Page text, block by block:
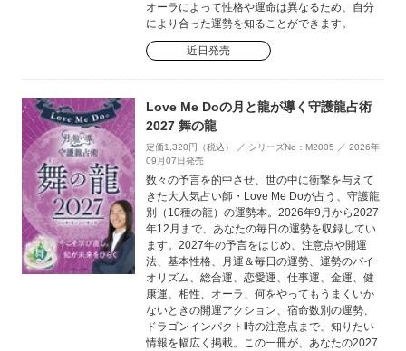
オーラによって性格や運命は異なるため、自分
により合った運勢を知ることができます。
近日発売
Love Me Doの月と龍が導く守護龍占術
2027 舞の龍
定価1,320円（税込） ／ シリーズNo：M2005 ／ 2026年
09月07日発売
数々の予言を的中させ、世の中に衝撃を与えて
きた大人気占い師・Love Me Doが占う、守護龍
別（10種の龍）の運勢本。2026年9月から2027
年12月まで、あなたの毎日の運勢を収録してい
ます。2027年の予言をはじめ、注意点や開運
法、基本性格、月運＆毎日の運勢、運勢のバイ
オリズム、総合運、恋愛運、仕事運、金運、健
康運、相性、オーラ、何をやってもうまくいか
ないときの開運アクション、宿命数別の運勢、
ドラゴンインパクト時の注意点まで、知りたい
情報を幅広く掲載。この一冊が、あなたの2027